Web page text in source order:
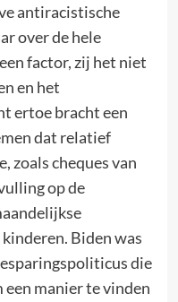
antiracistische
over de hele
factor, zij het niet
en het
ertoe bracht een
dat relatief
zoals cheques van
op de
Biden was
die
een manier te vinden